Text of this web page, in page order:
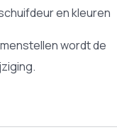
en kleuren
wordt de